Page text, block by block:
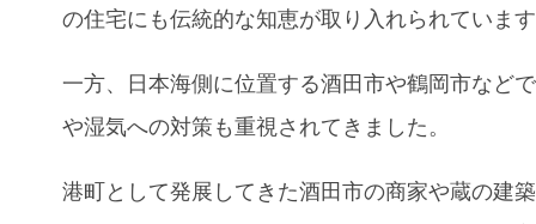
の住宅にも伝統的な知恵が取り入れられていま
一方、日本海側に位置する酒田市や鶴岡市など
や湿気への対策も重視されてきました。
港町として発展してきた酒田市の商家や蔵の建